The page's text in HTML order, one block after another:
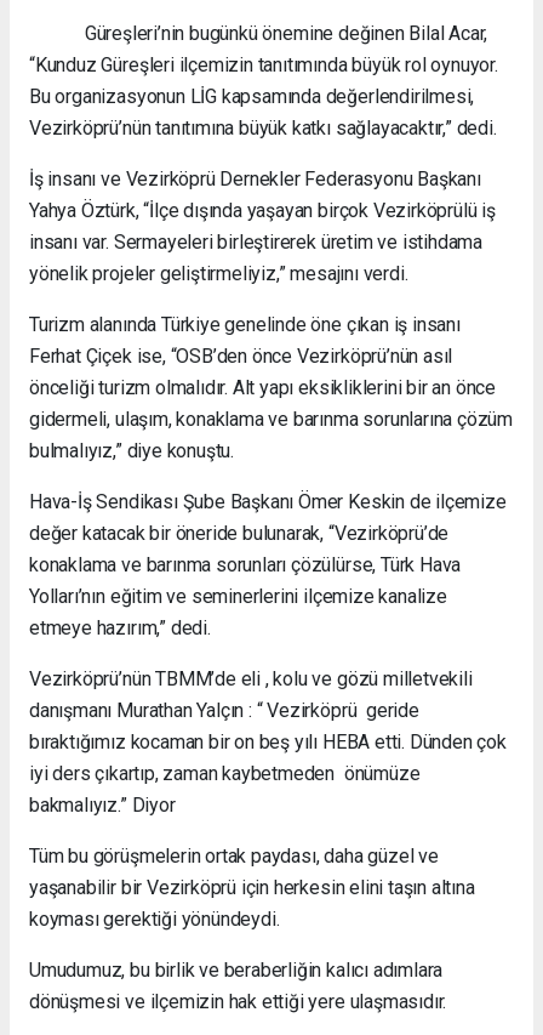
Güreşleri’nin bugünkü önemine değinen Bilal Acar,
“Kunduz Güreşleri ilçemizin tanıtımında büyük rol oynuyor.
Bu organizasyonun LİG kapsamında değerlendirilmesi,
Vezirköprü’nün tanıtımına büyük katkı sağlayacaktır,” dedi.
İş insanı ve Vezirköprü Dernekler Federasyonu Başkanı
Yahya Öztürk, “İlçe dışında yaşayan birçok Vezirköprülü iş
insanı var. Sermayeleri birleştirerek üretim ve istihdama
yönelik projeler geliştirmeliyiz,” mesajını verdi.
Turizm alanında Türkiye genelinde öne çıkan iş insanı
Ferhat Çiçek ise, “OSB’den önce Vezirköprü’nün asıl
önceliği turizm olmalıdır. Alt yapı eksikliklerini bir an önce
gidermeli, ulaşım, konaklama ve barınma sorunlarına çözüm
bulmalıyız,” diye konuştu.
Hava-İş Sendikası Şube Başkanı Ömer Keskin de ilçemize
değer katacak bir öneride bulunarak, “Vezirköprü’de
konaklama ve barınma sorunları çözülürse, Türk Hava
Yolları’nın eğitim ve seminerlerini ilçemize kanalize
etmeye hazırım,” dedi.
Vezirköprü’nün TBMM’de eli , kolu ve gözü milletvekili
danışmanı Murathan Yalçın : “ Vezirköprü geride
bıraktığımız kocaman bir on beş yılı HEBA etti. Dünden çok
iyi ders çıkartıp, zaman kaybetmeden önümüze
bakmalıyız.” Diyor
Tüm bu görüşmelerin ortak paydası, daha güzel ve
yaşanabilir bir Vezirköprü için herkesin elini taşın altına
koyması gerektiği yönündeydi.
Umudumuz, bu birlik ve beraberliğin kalıcı adımlara
dönüşmesi ve ilçemizin hak ettiği yere ulaşmasıdır.